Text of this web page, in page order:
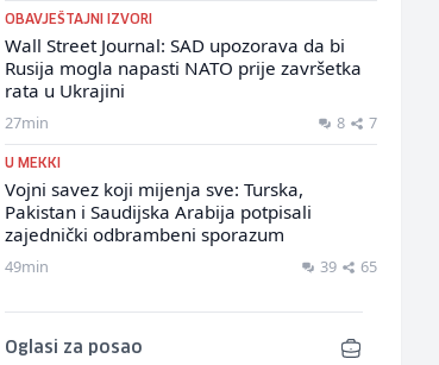
OBAVJEŠTAJNI IZVORI
Wall Street Journal: SAD upozorava da bi
Rusija mogla napasti NATO prije završetka
rata u Ukrajini
27min 8 7
U MEKKI
Vojni savez koji mijenja sve: Turska,
Pakistan i Saudijska Arabija potpisali
zajednički odbrambeni sporazum
49min 39 65
Oglasi za posao